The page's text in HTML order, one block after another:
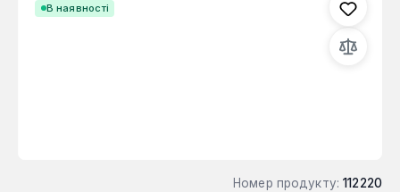
В наявності
Номер продукту: 112220